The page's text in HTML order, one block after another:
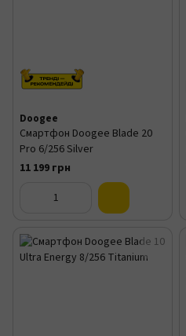
Doogee
Смартфон Doogee Blade 20
Pro 6/256 Silver
11 199 грн